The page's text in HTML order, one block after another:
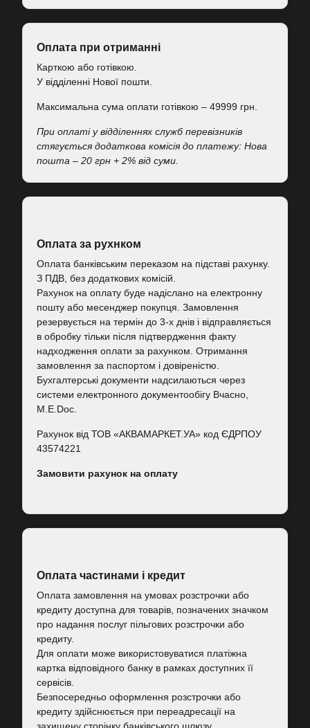
Оплата при отриманні
Карткою або готівкою.
У відділенні Нової пошти.
Максимальна сума оплати готівкою – 49999 грн.
При оплаті у відділеннях служб перевізників
стягується додаткова комісія до платежу: Нова
пошта – 20 грн + 2% від суми.
Оплата за рухнком
Оплата банківським переказом на підставі рахунку.
З ПДВ, без додаткових комісій.
Рахунок на оплату буде надіслано на електронну
пошту або месенджер покупця. Замовлення
резервується на термін до 3-х днів і відправляється
в обробку тільки після підтвердження факту
надходження оплати за рахунком. Отримання
замовлення за паспортом і довіреністю.
Бухгалтерські документи надсилаються через
системи електронного документообігу Вчасно,
M.E.Doc.
Рахунок від ТОВ «АКВАМАРКЕТ.УА» код ЄДРПОУ
43574221
Замовити рахунок на оплату
Оплата частинами і кредит
Оплата замовлення на умовах розстрочки або
кредиту доступна для товарів, позначених значком
про надання послуг пільгових розстрочки або
кредиту.
Для оплати може використовуватися платіжна
картка відповідного банку в рамках доступних її
сервісів.
Безпосередньо оформлення розстрочки або
кредиту здійснюється при переадресації на